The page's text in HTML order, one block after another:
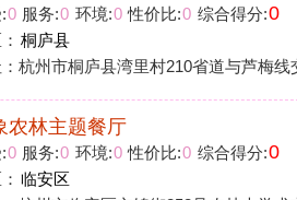
富阳区文教路201号
·无国界料理
环境: 0性价比:0综合得分: 0
区
余杭区玉鸟街BIRLAND玉鸟集A13-101号
庐菜·夜宵烧烤(滨康路店)
0 环境:0性价比: